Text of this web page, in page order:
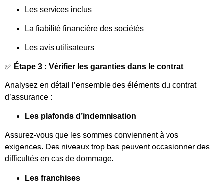
Les services inclus
La fiabilité financière des sociétés
Les avis utilisateurs
✅ Étape 3 : Vérifier les garanties dans le contrat
Analysez en détail l’ensemble des éléments du contrat
d’assurance :
Les plafonds d’indemnisation
Assurez-vous que les sommes conviennent à vos
exigences. Des niveaux trop bas peuvent occasionner des
difficultés en cas de dommage.
Les franchises